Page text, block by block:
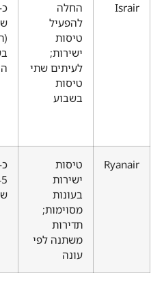
Israir
החלה
להפעיל
טיסות
ישירות;
לעיתים שתי
טיסות
בשבוע
Ryanair
טיסות
ישירות
בעונות
מסוימות;
תדירות
משתנה לפי
עונה